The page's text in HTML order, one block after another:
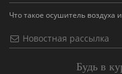
Что такое осушитель воздуха
Новостная рассылка
Будь в